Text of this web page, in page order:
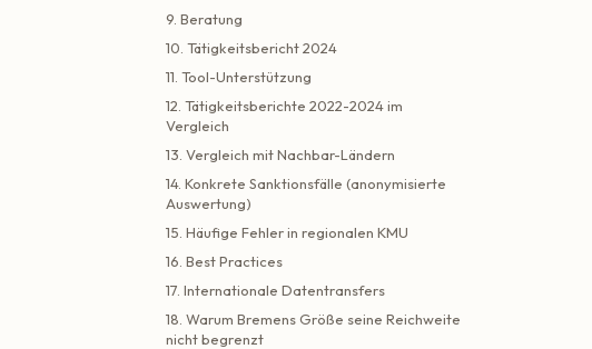
9. Beratung
10. Tätigkeitsbericht 2024
11. Tool-Unterstützung
12. Tätigkeitsberichte 2022-2024 im
Vergleich
13. Vergleich mit Nachbar-Ländern
14. Konkrete Sanktionsfälle (anonymisierte
Auswertung)
15. Häufige Fehler in regionalen KMU
16. Best Practices
17. Internationale Datentransfers
18. Warum Bremens Größe seine Reichweite
nicht begrenzt